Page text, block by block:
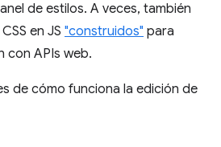
de estilos. A veces, también
en JS "construidos" para
con APIs web.
de cómo funciona la edición de